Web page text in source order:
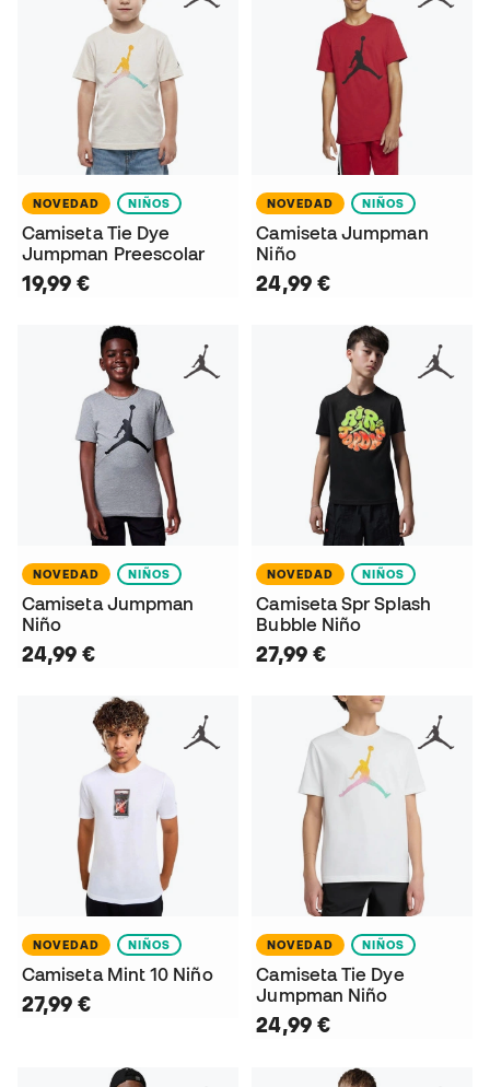
NOVEDAD NIÑOS
Camiseta Tie Dye
Jumpman Preescolar
19,99 €
NOVEDAD NIÑOS
Camiseta Jumpman
Niño
24,99 €
NOVEDAD NIÑOS
Camiseta Jumpman
Niño
24,99 €
NOVEDAD NIÑOS
Camiseta Spr Splash
Bubble Niño
27,99 €
NOVEDAD NIÑOS
Camiseta Mint 10 Niño
27,99 €
NOVEDAD NIÑOS
Camiseta Tie Dye
Jumpman Niño
24,99 €